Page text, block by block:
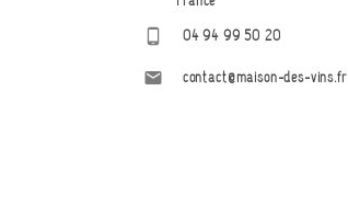
 04 94 99 50 20
 contact@maison-des-vins.fr